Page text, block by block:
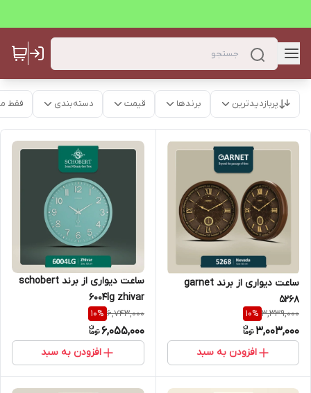
پربازدیدترین برندها قیمت دسته‌بندی فقط
ساعت دیواری از برند garnet
5268
3,339,000
10%
3,003,000
افزودن به سبد
ساعت دیواری از برند schobert
6004lg zhivar
6,743,000
10%
6,055,000
افزودن به سبد